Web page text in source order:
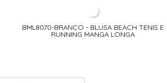
BML8070-BRANCO - BLUSA BEACH TENIS E
RUNNING MANGA LONGA